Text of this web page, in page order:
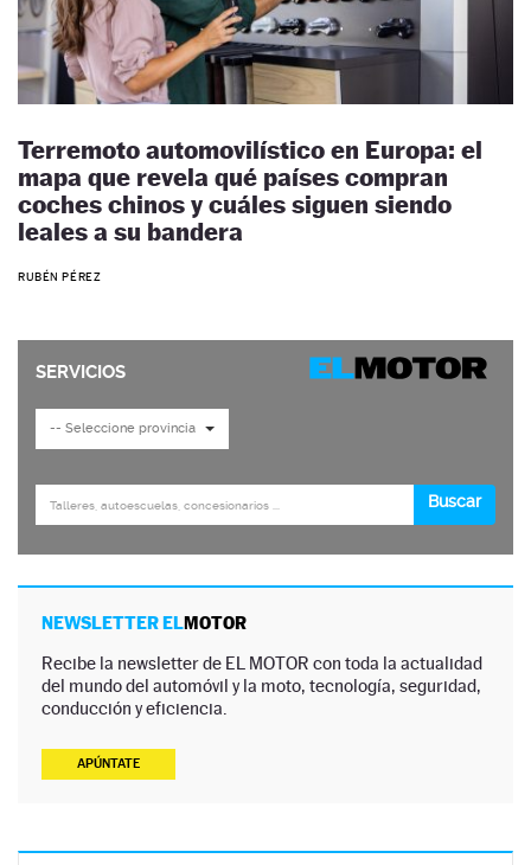
Terremoto automovilístico en Europa: el
mapa que revela qué países compran
coches chinos y cuáles siguen siendo
leales a su bandera
RUBÉN PÉREZ
NEWSLETTER ELMOTOR
Recibe la newsletter de EL MOTOR con toda la actualidad
del mundo del automóvil y la moto, tecnología, seguridad,
conducción y eficiencia.
APÚNTATE